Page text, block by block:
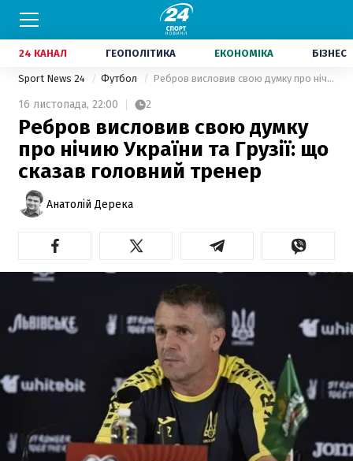
24 КАНАЛ ГЕОПОЛІТИКА ЕКОНОМІКА БІЗНЕС
Sport News 24 Футбол Ребров висловив свою думку про нічию України та Грузії: що сказав головний тренер
16 листопада, 22:00 2
Ребров висловив свою думку
про нічию України та Грузії: що
сказав головний тренер
Анатолій Дерека